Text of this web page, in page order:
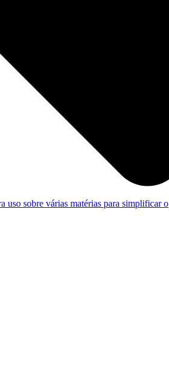
uso sobre várias matérias para simplificar o